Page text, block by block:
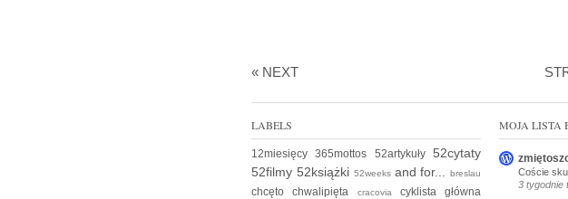
« NEXT
LABELS
12miesięcy365mottos 52artykuły52cytaty
52filmy 52książki 52weeks and for...breslau
chcętochwalipięta cracoviacyklistagłówna
MOJA LISTA
Coście
3 tygodnie